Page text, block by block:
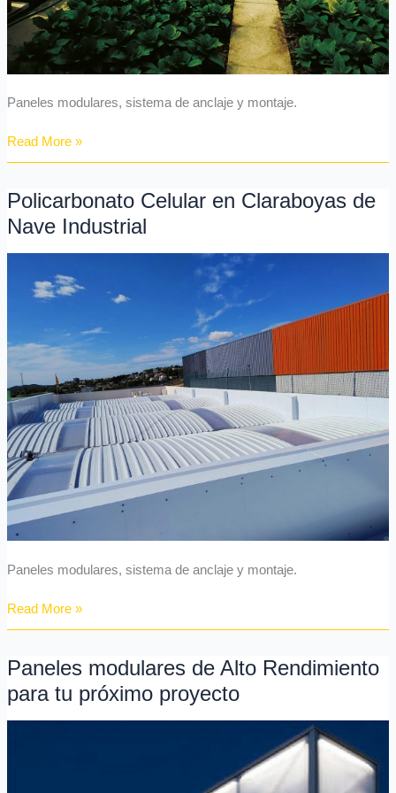
Paneles modulares, sistema de anclaje y montaje.
Read More »
Policarbonato Celular en Claraboyas de
Nave Industrial
Paneles modulares, sistema de anclaje y montaje.
Policarbonato
Celular
en
Claraboyas
Nave
Read More »
Paneles modulares de Alto Rendimiento
para tu próximo proyecto
Paneles
modulares
de
Alto